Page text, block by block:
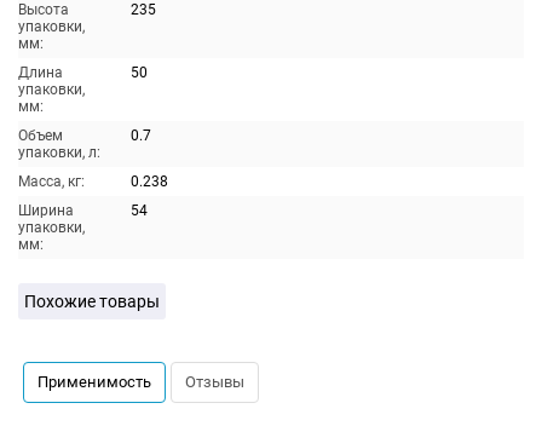
Высота
упаковки,
мм:
235
Длина
упаковки,
мм:
50
Объем
упаковки, л:
0.7
Масса, кг:
0.238
Ширина
упаковки,
мм:
54
Похожие товары
Применимость Отзывы